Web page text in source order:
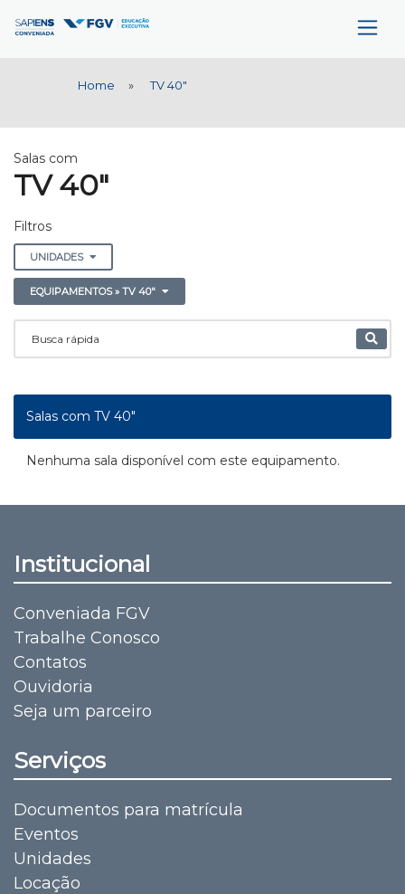
Home » TV 40"
Salas com
TV 40"
Filtros
UNIDADES
EQUIPAMENTOS » TV 40"
Salas com TV 40"
Nenhuma sala disponível com este equipamento.
Institucional
Conveniada FGV
Trabalhe Conosco
Contatos
Ouvidoria
Seja um parceiro
Serviços
Documentos para matrícula
Eventos
Unidades
Locação